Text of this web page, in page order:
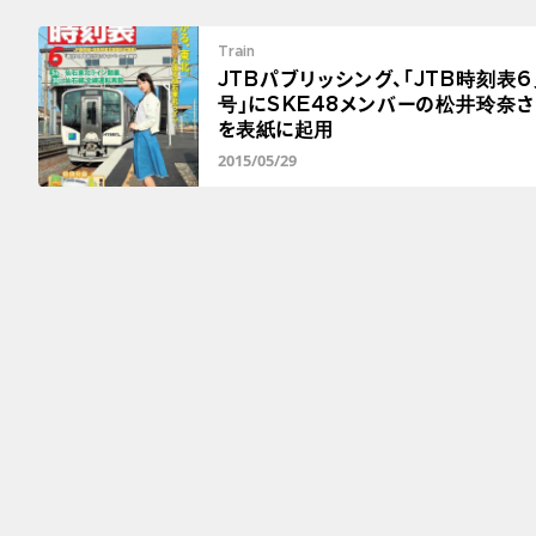
Train
JTBパブリッシング、「JTB時刻表
号」にSKE48メンバーの松井玲奈
を表紙に起用
2015/05/29